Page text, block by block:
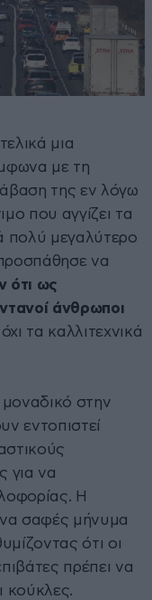
μια
με τη
της εν λόγω
που αγγίζει τα
πολύ μεγαλύτερο
να
ότι ως
άνθρωποι
τα καλλιτεχνικά
μοναδικό στην
εντοπιστεί
για να
Η
σαφές μήνυμα
ότι οι
πρέπει να
κούκλες.